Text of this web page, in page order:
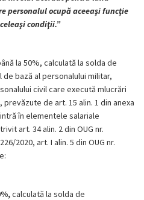
personalul ocupă aceeaşi funcţie
condiţii.”
la 50%, calculată la solda de
bază al personalului militar,
civil care execută mlucrări
de art. 15 alin. 1 din anexa
în elementele salariale
art. 34 alin. 2 din OUG nr.
2020, art. I alin. 5 din OUG nr.
calculată la solda de